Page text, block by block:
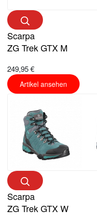
Scarpa
ZG Trek GTX M
249,95 €
Artikel ansehen
Scarpa
ZG Trek GTX W